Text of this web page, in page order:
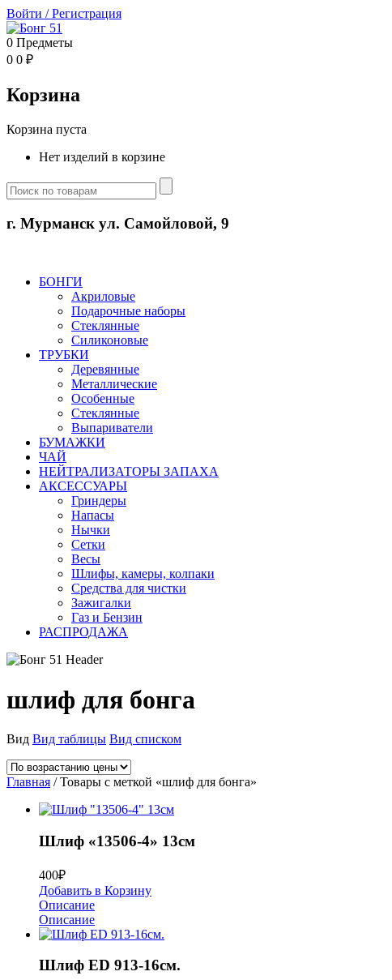
Войти /Регистрация
0 Предметы
0 0 ₽
Корзина
Корзина пуста
Нет изделий в корзине
г. Мурманск ул. Самойловой, 9
БОНГИ
Акриловые
Подарочные наборы
Стеклянные
Силиконовые
ТРУБКИ
Деревянные
Металлические
Особенные
Стеклянные
Выпариватели
БУМАЖКИ
ЧАЙ
НЕЙТРАЛИЗАТОРЫ ЗАПАХА
АКСЕССУАРЫ
Гриндеры
Напасы
Нычки
Сетки
Весы
Шлифы, камеры, колпаки
Средства для чистки
Зажигалки
Газ и Бензин
РАСПРОДАЖА
шлиф для бонга
Вид Вид таблицы Вид списком
Главная / Товары с меткой «шлиф для бонга»
Шлиф «13506-4» 13см
400₽
Добавить в Корзину
Описание
Описание
Шлиф ED 913-16см.